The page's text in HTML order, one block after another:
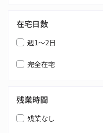
在宅日数
週1～2日
完全在宅
残業時間
残業なし